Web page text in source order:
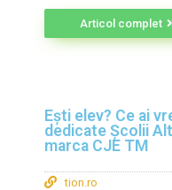
Articol complet
Ești elev? Ce ai
dedicate Școlii
marca CJE TM
tion.ro